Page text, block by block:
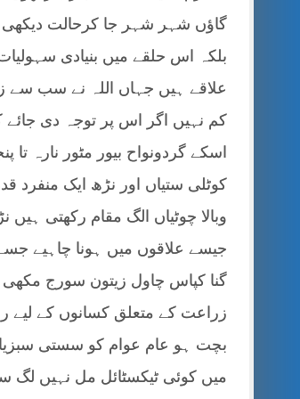
گاؤں شہر شہر جا کرحالت دیکھی
بلکہ اس حلقے میں بنیادی
علاقے ہیں جہاں اللہ نے سب سے
کم نہیں اگر اس پر توجہ دی جائے
اسکے گردونواح بیور مٹور نارہ
کوٹلی ستیاں اور نڑھ ایک منفرد
وبالا چوٹیاں الگ مقام رکھتی
جیسے علاقوں میں ہونا چاہیے
گنا کپاس چاول زیتون سورج مکھی
زراعت کے متعلق کسانوں کے لیے
بچت ہو عام عوام کو سستی
میں کوئی ٹیکسٹائل مل نہیں لگ